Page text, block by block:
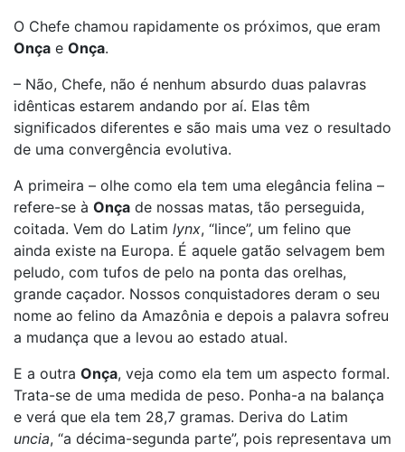
O Chefe chamou rapidamente os próximos, que eram
Onça e Onça.
– Não, Chefe, não é nenhum absurdo duas palavras
idênticas estarem andando por aí. Elas têm
significados diferentes e são mais uma vez o resultado
de uma convergência evolutiva.
A primeira – olhe como ela tem uma elegância felina –
refere-se à Onça de nossas matas, tão perseguida,
coitada. Vem do Latim lynx, “lince”, um felino que
ainda existe na Europa. É aquele gatão selvagem bem
peludo, com tufos de pelo na ponta das orelhas,
grande caçador. Nossos conquistadores deram o seu
nome ao felino da Amazônia e depois a palavra sofreu
a mudança que a levou ao estado atual.
E a outra Onça, veja como ela tem um aspecto formal.
Trata-se de uma medida de peso. Ponha-a na balança
e verá que ela tem 28,7 gramas. Deriva do Latim
uncia, “a décima-segunda parte”, pois representava um